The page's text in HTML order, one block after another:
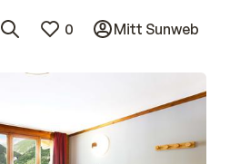
0 Mitt Sunweb